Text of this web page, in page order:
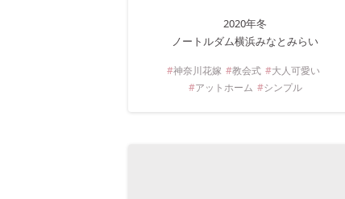
2020年冬
ノートルダム横浜みなとみらい
神奈川花嫁 教会式
大人可愛い
アットホーム
シンプル